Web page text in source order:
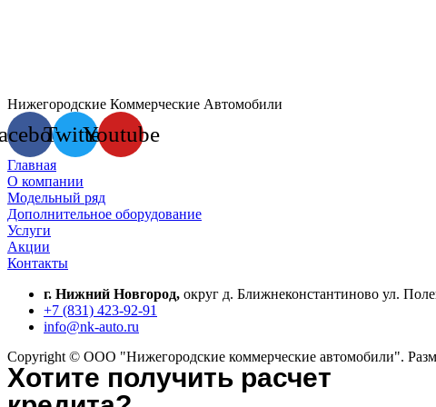
Нижегородские Коммерческие Автомобили
TwitterYoutube
Главная
О компании
Модельный ряд
Дополнительное оборудование
Услуги
Акции
Контакты
г. Нижний Новгород, округ д. Ближнеконстантиново ул.
+7 (831) 423-92-91
info@nk-auto.ru
Copyright © ООО "Нижегородские коммерческие автомобили".
Хотите получить расчет